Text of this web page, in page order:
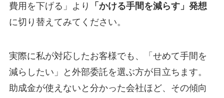
費用を下げる」より
「かける手間を減らす」発想
に切り替えてみてください。
実際に私が対応したお客様でも、「せめて手間を
減らしたい」と外部委託を選ぶ方が目立ちます。
助成金が使えないと分かった会社ほど、その傾向